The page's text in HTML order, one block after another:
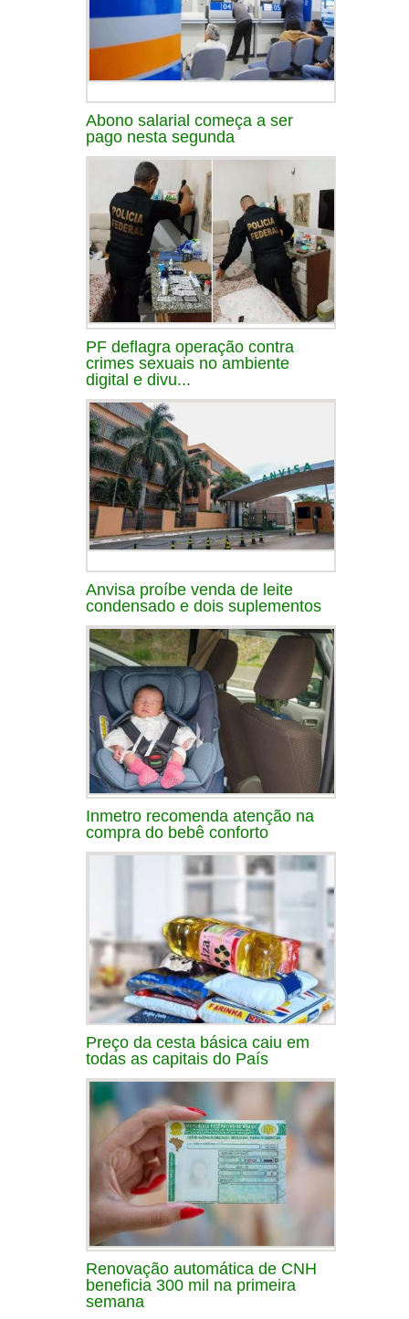
Abono salarial começa a ser
pago nesta segunda
PF deflagra operação contra
crimes sexuais no ambiente
digital e divu...
Anvisa proíbe venda de leite
condensado e dois suplementos
Inmetro recomenda atenção na
compra do bebê conforto
Preço da cesta básica caiu em
todas as capitais do País
Renovação automática de CNH
beneficia 300 mil na primeira
semana